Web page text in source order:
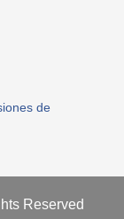
de
Reserved